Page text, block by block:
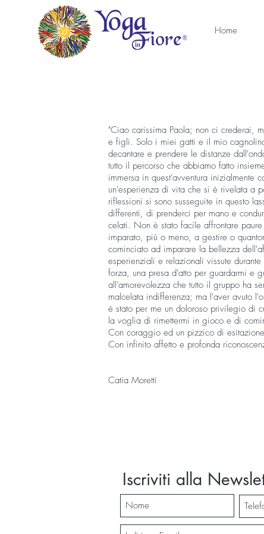
Home
"Ciao carissima Paola; non ci crederai,
e figli. Solo i miei gatti e il mio cagnolino
decantare e prendere le distanze
tutto il percorso che abbiamo fatto
immersa in quest'avventura
un'esperienza di vita che si è rivelata a
riflessioni si sono susseguite in questo
differenti, di prenderci per mano e
celati. Non è stato facile affrontare
imparato, più o meno, a gestire o
cominciato ad imparare la bellezza
esperienziali e relazionali vissute
forza, una presa d'atto per guardarmi e
all'amorevolezza che tutto il gruppo ha
malcelata indifferenza; ma l'aver avuto
è stato per me un doloroso privilegio di
la voglia di rimettermi in gioco e di
Con coraggio ed un pizzico di
Con infinito affetto e profonda
Catia Moretti
Iscriviti alla